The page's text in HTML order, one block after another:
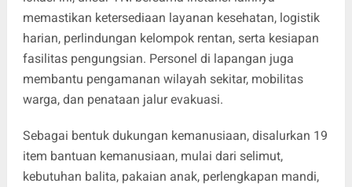
memastikan ketersediaan layanan kesehatan, logistik
harian, perlindungan kelompok rentan, serta kesiapan
fasilitas pengungsian. Personel di lapangan juga
membantu pengamanan wilayah sekitar, mobilitas
warga, dan penataan jalur evakuasi.
Sebagai bentuk dukungan kemanusiaan, disalurkan 19
item bantuan kemanusiaan, mulai dari selimut,
kebutuhan balita, pakaian anak, perlengkapan mandi,